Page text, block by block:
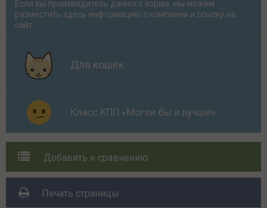
Если вы производитель данного корма, мы можем
разместить здесь информацию о компании и ссылку на
сайт.
Для кошек
Класс КПП «Могли бы и лучше»
Добавить к сравнению
Печать страницы